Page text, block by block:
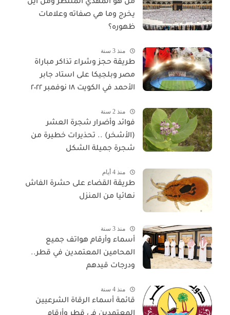
من هو المهدي المنتظر ومن أين
يخرج وما هي صفاته وعلامات
ظهوره؟
منذ 3 سنة
طريقة حجز وشراء تذاكر مباراة
مصر وبلجيكا على استاد جابر
الأحمد في الكويت ١٨ نوفمبر ٢٠٢٢
منذ 2 سنة
فوائد وأضرار شجرة العشر
(الأشخر) .. تحذيرات خطيرة من
شجرة جميلة الشكل
منذ 4 أيام
طريقة القضاء على حشرة الفاش
نهائيا من المنزل
منذ 3 سنة
أسماء وأرقام هواتف جميع
المحامين المعتمدين في قطر..
ودرجات قيدهم
منذ 4 سنة
قائمة أسماء الرقاة الشرعيين